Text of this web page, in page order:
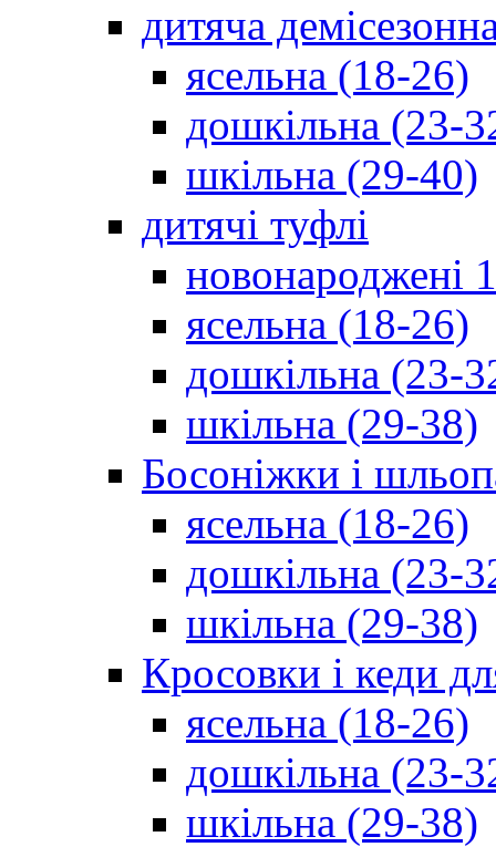
дитяча
ясельна (18-26)
дошкільна (23-
шкільна (29-40)
дитячі туфлі
новонароджені
ясельна (18-26)
дошкільна (23-
шкільна (29-38)
Босоніжки і
ясельна (18-26)
дошкільна (23-
шкільна (29-38)
Кросовки і кеди
ясельна (18-26)
дошкільна (23-
шкільна (29-38)